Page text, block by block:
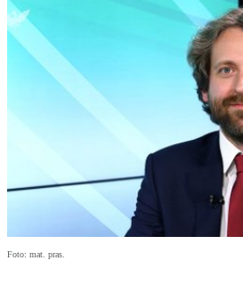
Foto: mat. pras.